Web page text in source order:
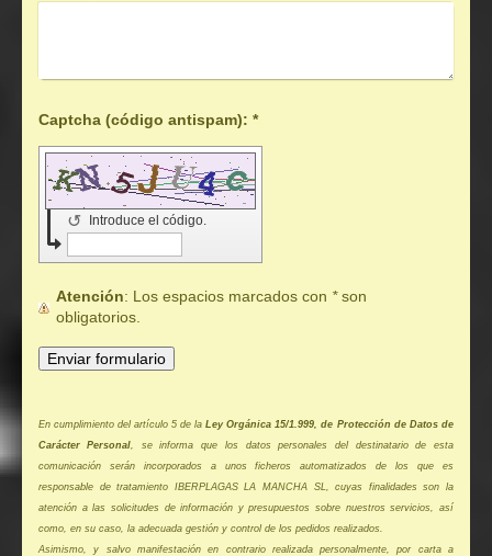
Captcha (código antispam): *
Introduce el código.
↺
Atención : Los espacios marcados con *son
obligatorios.
En cumplimiento del artículo 5 de la Ley Orgánica 15/1.999, de Protección de Datos de
Carácter Personal , se informa que los datos personales del destinatario de esta
comunicación serán incorporados a unos ficheros automatizados de los que es
responsable de tratamiento IBERPLAGAS LA MANCHA SL, cuyas finalidades son la
atención a las solicitudes de información y presupuestos sobre nuestros servicios, así
como, en su caso, la adecuada gestión y control de los pedidos realizados.
Asimismo, y salvo manifestación en contrario realizada personalmente, por carta a